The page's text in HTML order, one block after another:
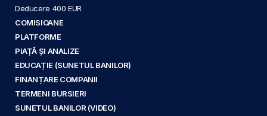
Deducere 400 EUR
COMISIOANE
PLATFORME
PIAȚĂ ȘI ANALIZE
EDUCAȚIE (SUNETUL BANILOR)
FINANȚARE COMPANII
TERMENI BURSIERI
SUNETUL BANILOR (VIDEO)